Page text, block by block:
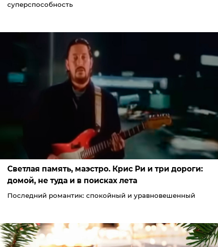
суперспособность
Светлая память, маэстро. Крис Ри и три дороги:
домой, не туда и в поисках лета
Последний романтик: спокойный и уравновешенный